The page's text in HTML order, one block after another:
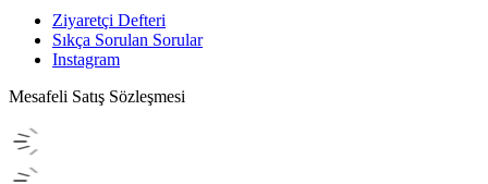
Ziyaretçi Defteri
Sıkça Sorulan Sorular
Instagram
Mesafeli Satış Sözleşmesi